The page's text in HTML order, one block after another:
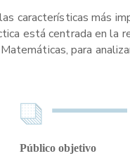
características más
está centrada en la
para
Público objetivo